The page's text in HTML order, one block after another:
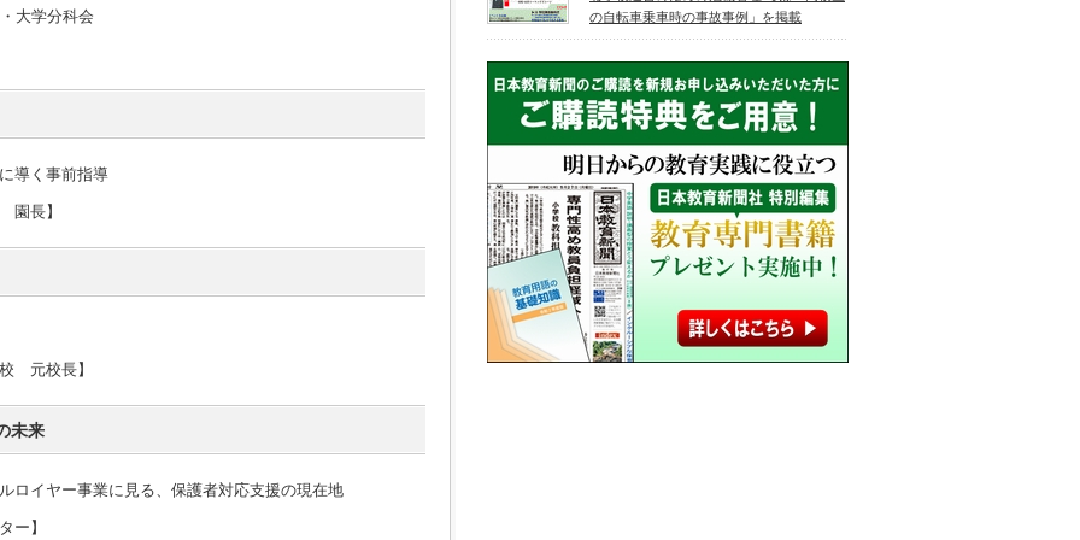
大学分科会
導く事前指導
園長】
元校長】
未来
イヤー事業に見る、保護者対応支援の現在地
ー】
の自転車乗車時の事故事例」を掲載